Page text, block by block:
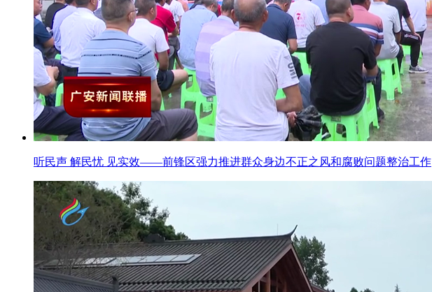
听民声 解民忧 见实效——前锋区强力推进群众身边不正之风和腐败问题整治工作